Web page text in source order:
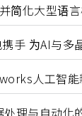
简化大型语
手 为AI与多
人工智
理与自动化